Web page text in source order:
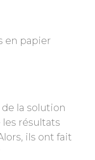
en papier
la solution
les résultats
ils ont fait